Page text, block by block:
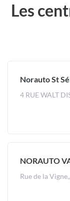
Les
Norauto St
4 RUE WALT
NORAUTO
Rue de la